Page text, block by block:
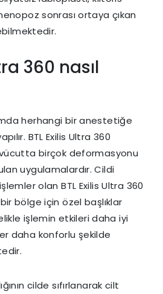
sonrası ortaya çıkan
360 nasıl
herhangi bir anestetiğe
BTL Exilis Ultra 360
birçok deformasyonu
uygulamalardır. Cildi
olan BTL Exilis Ultra 360
bölge için özel başlıklar
işlemin etkileri daha iyi
daha konforlu şekilde
cilde sıfırlanarak cilt